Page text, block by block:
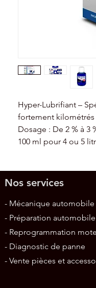
Hyper-Lubrifiant –
fortement kilométrés
Dosage : De 2 % à 3
100 ml pour 4 ou 5
Nos services
- Mécanique automobile
- Préparation automobile
- Reprogrammation
- Diagnostic de panne
- Vente pièces et